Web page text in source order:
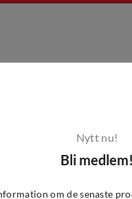
Nytt nu!
Bli medlem!
om de senaste